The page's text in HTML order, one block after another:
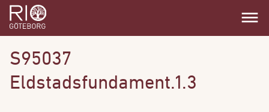
dehaze
S95037
Eldstadsfundament.1.3